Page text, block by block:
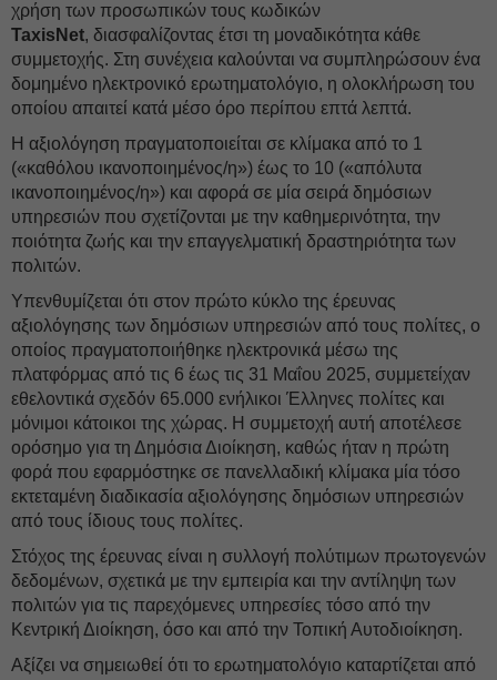
χρήση των προσωπικών τους κωδικών
TaxisNet, διασφαλίζοντας έτσι τη μοναδικότητα κάθε
συμμετοχής. Στη συνέχεια καλούνται να συμπληρώσουν ένα
δομημένο ηλεκτρονικό ερωτηματολόγιο, η ολοκλήρωση του
οποίου απαιτεί κατά μέσο όρο περίπου επτά λεπτά.
Η αξιολόγηση πραγματοποιείται σε κλίμακα από το 1
(«καθόλου ικανοποιημένος/η») έως το 10 («απόλυτα
ικανοποιημένος/η») και αφορά σε μία σειρά δημόσιων
υπηρεσιών που σχετίζονται με την καθημερινότητα, την
ποιότητα ζωής και την επαγγελματική δραστηριότητα των
πολιτών.
Υπενθυμίζεται ότι στον πρώτο κύκλο της έρευνας
αξιολόγησης των δημόσιων υπηρεσιών από τους πολίτες, ο
οποίος πραγματοποιήθηκε ηλεκτρονικά μέσω της
πλατφόρμας από τις 6 έως τις 31 Μαΐου 2025, συμμετείχαν
εθελοντικά σχεδόν 65.000 ενήλικοι Έλληνες πολίτες και
μόνιμοι κάτοικοι της χώρας. Η συμμετοχή αυτή αποτέλεσε
ορόσημο για τη Δημόσια Διοίκηση, καθώς ήταν η πρώτη
φορά που εφαρμόστηκε σε πανελλαδική κλίμακα μία τόσο
εκτεταμένη διαδικασία αξιολόγησης δημόσιων υπηρεσιών
από τους ίδιους τους πολίτες.
Στόχος της έρευνας είναι η συλλογή πολύτιμων πρωτογενών
δεδομένων, σχετικά με την εμπειρία και την αντίληψη των
πολιτών για τις παρεχόμενες υπηρεσίες τόσο από την
Κεντρική Διοίκηση, όσο και από την Τοπική Αυτοδιοίκηση.
Αξίζει να σημειωθεί ότι το ερωτηματολόγιο καταρτίζεται από